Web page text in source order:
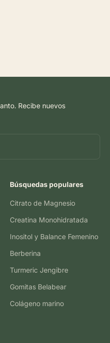
Recibe nuevos
Búsquedas populares
Citrato de Magnesio
Creatina Monohidratada
Inositol y Balance Femenino
Berberina
Turmeric Jengibre
Gomitas Belabear
Colágeno marino